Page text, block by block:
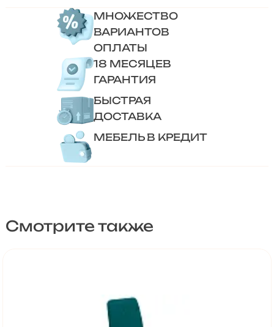
МНОЖЕСТВО
ВАРИАНТОВ
ОПЛАТЫ
18 МЕСЯЦЕВ
ГАРАНТИЯ
БЫСТРАЯ
ДОСТАВКА
МЕБЕЛЬ В КРЕДИТ
Смотрите также